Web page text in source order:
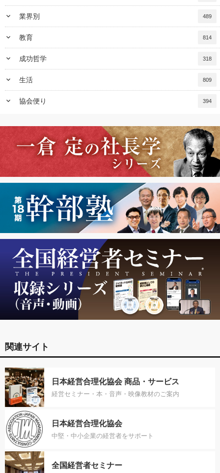
keyboard_arrow_down 業界別 489
keyboard_arrow_down 教育 814
keyboard_arrow_down 成功哲学 318
keyboard_arrow_down 生活 809
keyboard_arrow_down 協会便り 394
関連サイト
日本経営合理化協会 商品・サービス
経営セミナー・本・音声・映像教材のご案内
日本経営合理化協会
中堅・中小企業の経営者をサポート
全国経営者セミナー